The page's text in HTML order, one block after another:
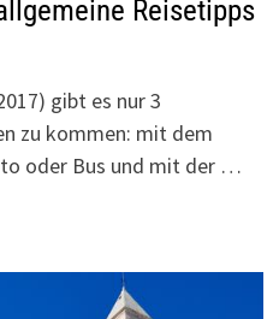
Reisetipps
gibt es nur 3
zu kommen: mit dem
oder Bus und mit der …